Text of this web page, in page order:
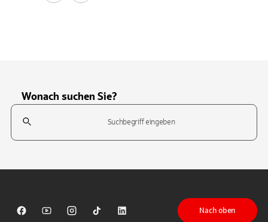
Wonach suchen Sie?
Suchfeld
Sparkasse auf Facebook
Sparkasse auf Youtube
Sparkasse auf Instagram
Sparkasse auf TikTok
Sparkasse auf LinkedIn
Nach oben